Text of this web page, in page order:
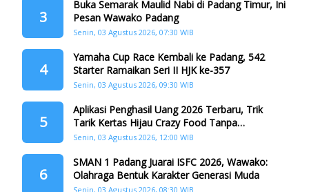
3
Buka Semarak Maulid Nabi di Padang Timur, Ini
Pesan Wawako Padang
Senin, 03 Agustus 2026, 07:30 WIB
4
Yamaha Cup Race Kembali ke Padang, 542
Starter Ramaikan Seri II HJK ke-357
Senin, 03 Agustus 2026, 09:30 WIB
5
Aplikasi Penghasil Uang 2026 Terbaru, Trik
Tarik Kertas Hijau Crazy Food Tanpa
Penggandaan
Senin, 03 Agustus 2026, 12:00 WIB
6
SMAN 1 Padang Juarai ISFC 2026, Wawako:
Olahraga Bentuk Karakter Generasi Muda
Senin, 03 Agustus 2026, 08:30 WIB